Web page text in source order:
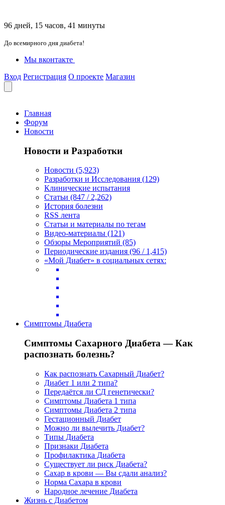
96 дней, 15 часов, 41 минуты
До всемирного дня диабета!
Мы вконтакте
Вход Регистрация О проекте Магазин
Главная
Форум
Новости
Новости и Разработки
Новости (5,923)
Разработки и Исследования (129)
Клинические испытания
Статьи (847 / 2,262)
История болезни
RSS лента
Статьи и материалы по тегам
Видео-материалы (121)
Обзоры Мероприятий (85)
Периодические издания (96 / 1,415)
«Мой Диабет» в социальных сетях:
Симптомы Диабета
Симптомы Сахарного Диабета — Как
распознать болезнь?
Как распознать Сахарный Диабет?
Диабет 1 или 2 типа?
Передаётся ли СД генетически?
Симптомы Диабета 1 типа
Симптомы Диабета 2 типа
Гестационный Диабет
Можно ли вылечить Диабет?
Типы Диабета
Признаки Диабета
Профилактика Диабета
Существует ли риск Диабета?
Сахар в крови — Вы сдали анализ?
Норма Сахара в крови
Народное лечение Диабета
Жизнь с Диабетом